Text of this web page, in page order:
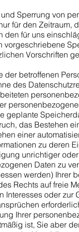
Sperrung von
für den
für uns
Vorschriften
der betroffenen
des
geplante
das Bestehen
einer
zu deren
unrichtiger
Daten zu
werden)
Rechts auf freie
oder
Ihrer
ist, Sie aber